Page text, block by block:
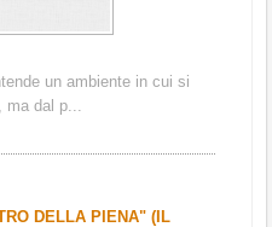
un ambiente in cui si
dal p...
DELLA PIENA" (IL